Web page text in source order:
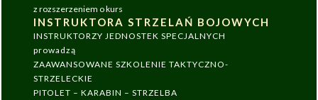
z rozszerzeniem o kurs
INSTRUKTORA STRZELAŃ BOJOWYCH
INSTRUKTORZY JEDNOSTEK SPECJALNYCH
prowadzą
ZAAWANSOWANE SZKOLENIE TAKTYCZNO-
STRZELECKIE
PITOLET – KARABIN – STRZELBA